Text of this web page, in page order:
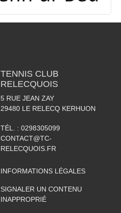
TENNIS CLUB
RELECQUOIS
5 RUE JEAN ZAY
29480 LE RELECQ KERHUON
TÉL. : 0298305099
CONTACT@TC-
RELECQUOIS.FR
INFORMATIONS LÉGALES
SIGNALER UN CONTENU
INAPPROPRIÉ